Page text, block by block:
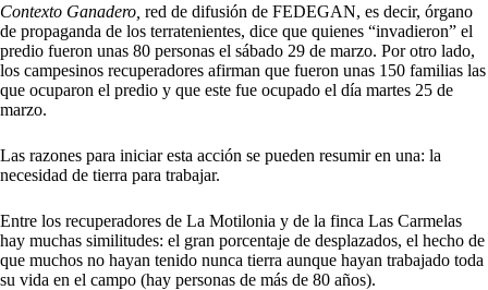
Contexto Ganadero, red de difusión de FEDEGAN, es decir, órgano
de propaganda de los terratenientes, dice que quienes “invadieron” el
predio fueron unas 80 personas el sábado 29 de marzo. Por otro lado,
los campesinos recuperadores afirman que fueron unas 150 familias las
que ocuparon el predio y que este fue ocupado el día martes 25 de
marzo.
Las razones para iniciar esta acción se pueden resumir en una: la
necesidad de tierra para trabajar.
Entre los recuperadores de La Motilonia y de la finca Las Carmelas
hay muchas similitudes: el gran porcentaje de desplazados, el hecho de
que muchos no hayan tenido nunca tierra aunque hayan trabajado toda
su vida en el campo (hay personas de más de 80 años).